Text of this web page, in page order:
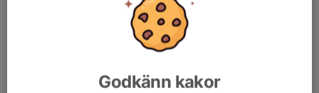
Godkänn kakor